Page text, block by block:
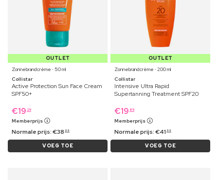
OUTLET
Zonnebrandcrème ⋅ 50 ml
Collistar
Active Protection Sun Face Cream
SPF50+
€19 29
Memberprijs
Normale prijs:€38 99
VOEG TOE
OUTLET
Zonnebrandcrème ⋅ 200 ml
Collistar
Intensive Ultra Rapid
Supertanning Treatment SPF20
€19 89
Memberprijs
Normale prijs:€41 99
VOEG TOE